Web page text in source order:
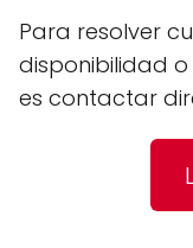
Para resolver
disponibilidad
es contactar